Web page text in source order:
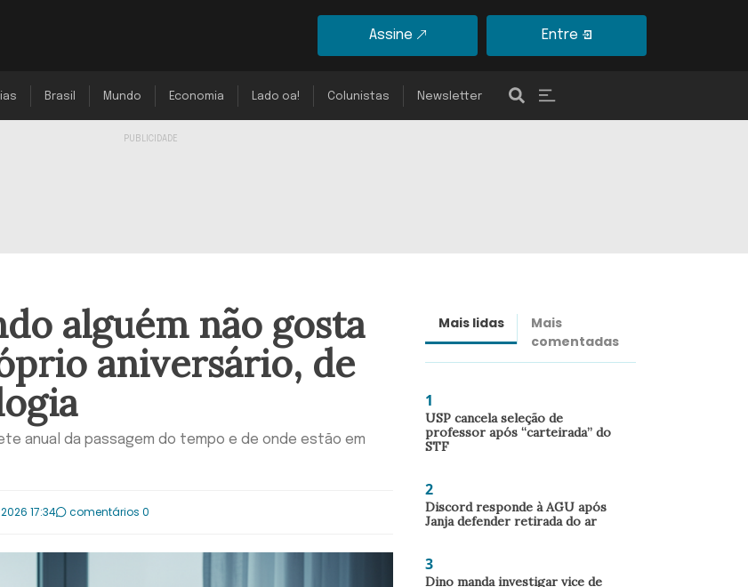
Assine Entre
Brasil Mundo Economia Lado oa! Colunistas Newsletter
alguém não gosta
aniversário, de
anual da passagem do tempo e de onde estão em
17:34 comentários 0
Mais lidas
Mais
comentadas
1
USP cancela seleção de
professor após “carteirada” do
STF
2
Discord responde à AGU após
Janja defender retirada do ar
3
Dino manda investigar vice de